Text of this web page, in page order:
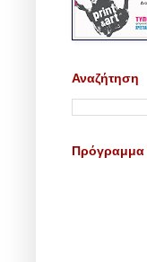
Αναζήτηση
Πρόγραμμα